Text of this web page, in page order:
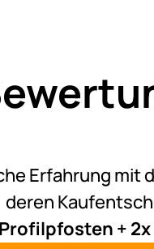
Erfahrung mit
deren
+